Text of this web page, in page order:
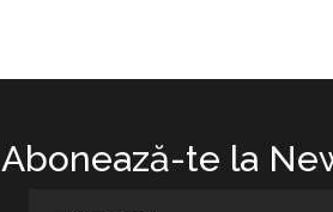
Abonează-te la